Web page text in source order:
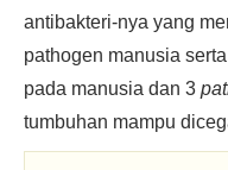
antibakteri-nya yang
pathogen manusia
pada manusia dan 3
tumbuhan mampu